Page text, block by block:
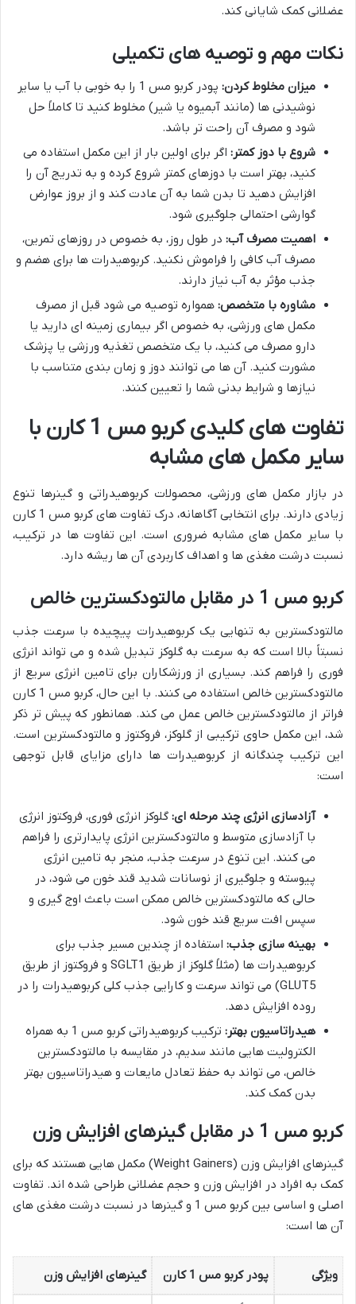
عضلانی کمک شایانی کند.
نکات مهم و توصیه های تکمیلی
میزان مخلوط کردن:
پودر کربو مس 1 را به خوبی با آب یا سایر
نوشیدنی ها (مانند آبمیوه یا شیر) مخلوط کنید تا کاملاً حل
شود و مصرف آن راحت تر باشد.
شروع با دوز کمتر: اگر برای اولین بار از این مکمل استفاده می
کنید، بهتر است با دوزهای کمتر شروع کرده و به تدریج آن را
افزایش دهید تا بدن شما به آن عادت کند و از بروز عوارض
گوارشی احتمالی جلوگیری شود.
اهمیت مصرف آب: در طول روز، به خصوص در روزهای تمرین،
مصرف آب کافی را فراموش نکنید. کربوهیدرات ها برای هضم و
جذب مؤثر به آب نیاز دارند.
مشاوره با متخصص: همواره توصیه می شود قبل از مصرف
مکمل های ورزشی، به خصوص اگر بیماری زمینه ای دارید یا
دارو مصرف می کنید، با یک متخصص تغذیه ورزشی یا پزشک
مشورت کنید. آن ها می توانند دوز و زمان بندی متناسب با
نیازها و شرایط بدنی شما را تعیین کنند.
تفاوت های کلیدی کربو مس 1 کارن با
سایر مکمل های مشابه
در بازار مکمل های ورزشی، محصولات کربوهیدراتی و گینرها تنوع
زیادی دارند. برای انتخابی آگاهانه، درک تفاوت های کربو مس 1 کارن
با سایر مکمل های مشابه ضروری است. این تفاوت ها در ترکیب،
نسبت درشت مغذی ها و اهداف کاربردی آن ها ریشه دارد.
کربو مس 1 در مقابل مالتودکسترین خالص
مالتودکسترین به تنهایی یک کربوهیدرات پیچیده با سرعت جذب
نسبتاً بالا است که به سرعت به گلوکز تبدیل شده و می تواند انرژی
فوری را فراهم کند. بسیاری از ورزشکاران برای تامین انرژی سریع از
مالتودکسترین خالص استفاده می کنند. با این حال، کربو مس 1 کارن
فراتر از مالتودکسترین خالص عمل می کند. همانطور که پیش تر ذکر
شد، این مکمل حاوی ترکیبی از گلوکز، فروکتوز و مالتودکسترین است.
این ترکیب چندگانه از کربوهیدرات ها دارای مزایای قابل توجهی
است:
آزادسازی انرژی چند مرحله ای: گلوکز انرژی فوری، فروکتوز انرژی
با آزادسازی متوسط و مالتودکسترین انرژی پایدارتری را فراهم
می کنند. این تنوع در سرعت جذب، منجر به تامین انرژی
پیوسته و جلوگیری از نوسانات شدید قند خون می شود، در
حالی که مالتودکسترین خالص ممکن است باعث اوج گیری و
سپس افت سریع قند خون شود.
بهینه سازی جذب: استفاده از چندین مسیر جذب برای
کربوهیدرات ها (مثلاً گلوکز از طریق SGLT1 و فروکتوز از طریق
GLUT5) می تواند سرعت و کارایی جذب کلی کربوهیدرات را در
روده افزایش دهد.
هیدراتاسیون بهتر:
ترکیب کربوهیدراتی کربو مس 1 به همراه
الکترولیت هایی مانند سدیم، در مقایسه با مالتودکسترین
خالص، می تواند به حفظ تعادل مایعات و هیدراتاسیون بهتر
بدن کمک کند.
کربو مس 1 در مقابل گینرهای افزایش وزن
گینرهای افزایش وزن (Weight Gainers) مکمل هایی هستند که برای
کمک به افراد در افزایش وزن و حجم عضلانی طراحی شده اند. تفاوت
اصلی و اساسی بین کربو مس 1 و گینرها در نسبت درشت مغذی های
آن ها است:
ویژگی پودر کربو مس 1 کارن گینرهای افزایش وزن